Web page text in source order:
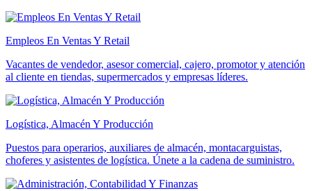
Empleos En Ventas Y Retail
Vacantes de vendedor, asesor comercial, cajero, promotor y atención
al cliente en tiendas, supermercados y empresas líderes.
Logística, Almacén Y Producción
Puestos para operarios, auxiliares de almacén, montacarguistas,
choferes y asistentes de logística. Únete a la cadena de suministro.